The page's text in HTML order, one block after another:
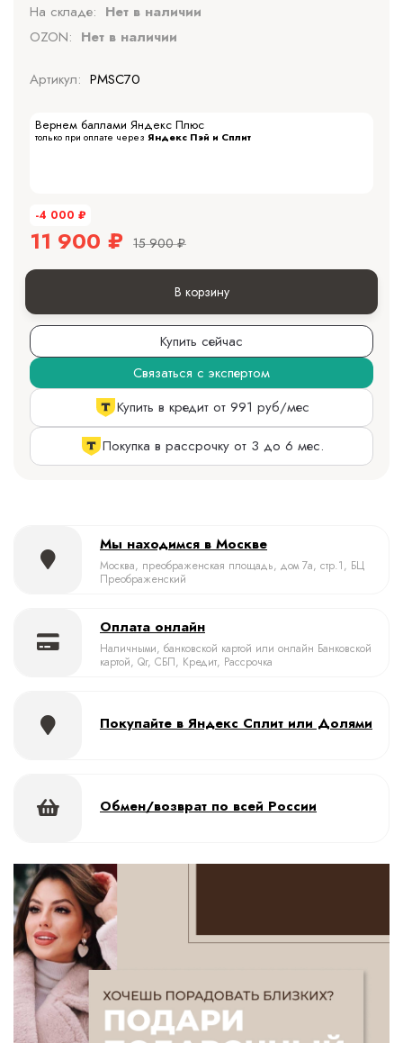
На складе: Нет в наличии
OZON: Нет в наличии
Артикул: PMSC70
Вернем баллами Яндекс Плюс
только при оплате через Яндекс Пэй и Сплит
-4 000 ₽
11 900 ₽ 15 900 ₽
В корзину
Купить сейчас
Связаться с экспертом
Купить в кредит от 991 руб/мес
Покупка в рассрочку от 3 до 6 мес.
Мы находимся в Москве
Москва, преображенская площадь, дом 7а, стр.1, БЦ
Преображенский
Оплата онлайн
Наличными, банковской картой или онлайн Банковской
картой, Qr, СБП, Кредит, Рассрочка
Покупайте в Яндекс Сплит или Долями
Обмен/возврат по всей России